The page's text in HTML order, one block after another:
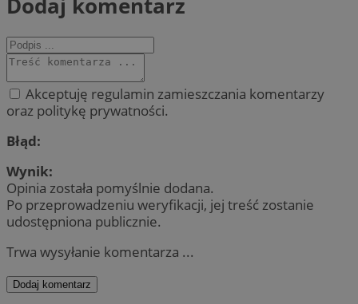
Akceptuję regulamin zamieszczania komentarzy
oraz politykę prywatności.
Błąd:
Wynik:
Opinia została pomyślnie dodana.
Po przeprowadzeniu weryfikacji, jej treść zostanie
udostępniona publicznie.
Trwa wysyłanie komentarza ...
Dodaj komentarz